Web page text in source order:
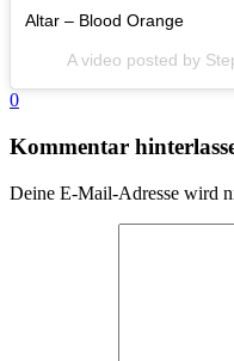
Altar – Blood Orange
A video posted by
0
Kommentar
Deine E-Mail-Adresse wird